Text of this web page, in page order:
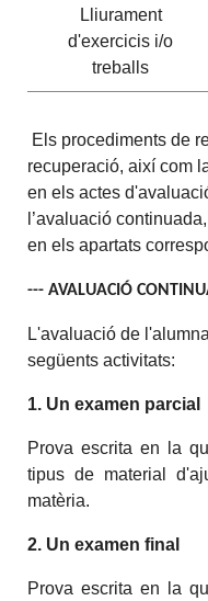
Lliurament
d'exercicis i/o
treballs
Els procediments de
recuperació, així com
en els actes
l’avaluació
en els apartats
--- AVALUACIÓ
L'avaluació de
següents activitats:
1. Un examen parcial
Prova escrita en la
tipus de material
matèria.
2. Un examen final
Prova escrita en la